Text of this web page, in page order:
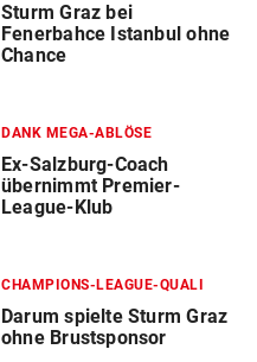
Sturm Graz bei
Fenerbahce Istanbul ohne
Chance
DANK MEGA-ABLÖSE
Ex-Salzburg-Coach
übernimmt Premier-
League-Klub
CHAMPIONS-LEAGUE-QUALI
Darum spielte Sturm Graz
ohne Brustsponsor